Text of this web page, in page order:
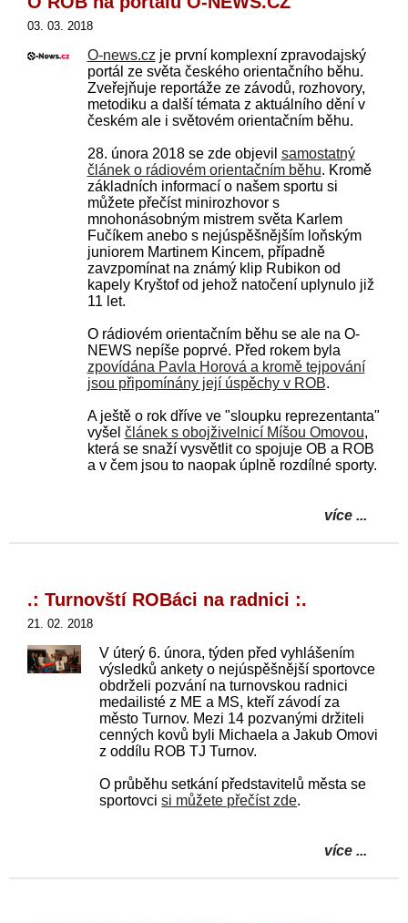
03. 03. 2018
O-news.cz je první komplexní zpravodajský
portál ze světa českého orientačního běhu.
Zveřejňuje reportáže ze závodů, rozhovory,
metodiku a další témata z aktuálního dění v
českém ale i světovém orientačním běhu.
28. února 2018 se zde objevil samostatný
článek o rádiovém orientačním běhu. Kromě
základních informací o našem sportu si
můžete přečíst minirozhovor s
mnohonásobným mistrem světa Karlem
Fučíkem anebo s nejúspěšnějším loňským
juniorem Martinem Kincem, případně
zavzpomínat na známý klip Rubikon od
kapely Kryštof od jehož natočení uplynulo již
11 let.
O rádiovém orientačním běhu se ale na O-
NEWS nepíše poprvé. Před rokem byla
zpovídána Pavla Horová a kromě tejpování
jsou připomínány její úspěchy v ROB.
A ještě o rok dříve ve "sloupku reprezentanta"
vyšel článek s obojživelnicí Míšou Omovou,
která se snaží vysvětlit co spojuje OB a ROB
a v čem jsou to naopak úplně rozdílné sporty.
více ...
.: Turnovští ROBáci na radnici :.
21. 02. 2018
V úterý 6. února, týden před vyhlášením
výsledků ankety o nejúspěšnější sportovce
obdrželi pozvání na turnovskou radnici
medailisté z ME a MS, kteří závodí za
město Turnov. Mezi 14 pozvanými držiteli
cenných kovů byli Michaela a Jakub Omovi
z oddílu ROB TJ Turnov.
O průběhu setkání představitelů města se
sportovcisi můžete přečíst zde.
více ...